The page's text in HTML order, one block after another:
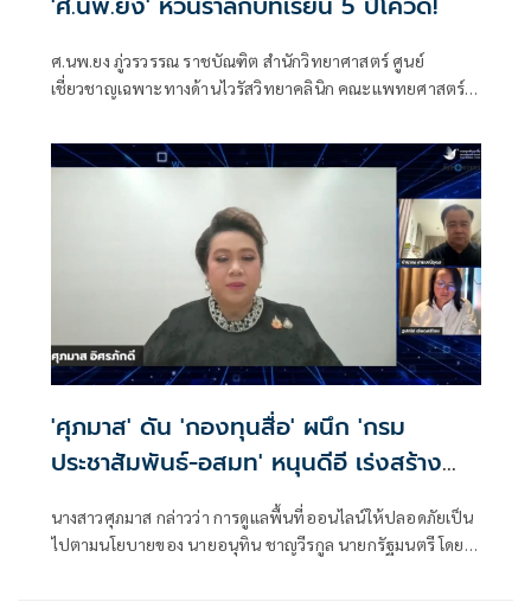
ศ.นพ.ยง ภู่วรวรรณ ราชบัณฑิต สำนักวิทยาศาสตร์ ศูนย์
เชี่ยวชาญเฉพาะทางด้านไวรัสวิทยาคลินิก คณะแพทยศาสตร์
'ศุภมาส' ดัน 'กองทุนสื่อ' ผนึก 'กรม
ประชาสัมพันธ์-อสมท' หนุนดีอี เร่งสร้าง
ภูมิคุ้มกัน-ยกระดับกำกับแพลตฟอร์ม
ปกป้องเด็กเยาวชนจากคอนเทนต์ขยะ ภัย
ร้ายบนโลกออนไลน์
นางสาวศุภมาส กล่าวว่า การดูแลพื้นที่ออนไลน์ให้ปลอดภัยเป็น
ไปตามนโยบายของ นายอนุทิน ชาญวีรกูล นายกรัฐมนตรี โดย